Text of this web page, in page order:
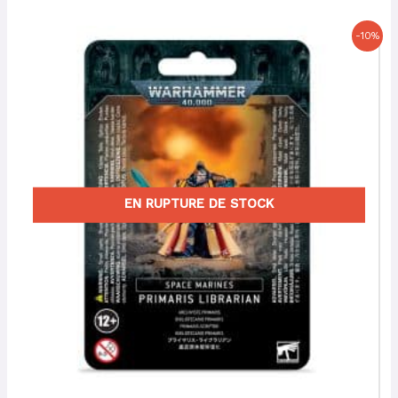
-10%
EN RUPTURE DE STOCK
prix
initial
était :
34,00 €.
prix
actuel
est :
30,60 €.